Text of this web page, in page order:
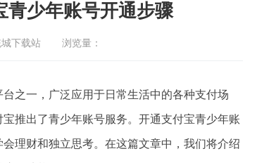
青少年账号开通步骤
下载站 浏览量：
之一，广泛应用于日常生活中的各种支付场
推出了青少年账号服务。开通支付宝青少年账
理财和独立思考。在这篇文章中，我们将介绍